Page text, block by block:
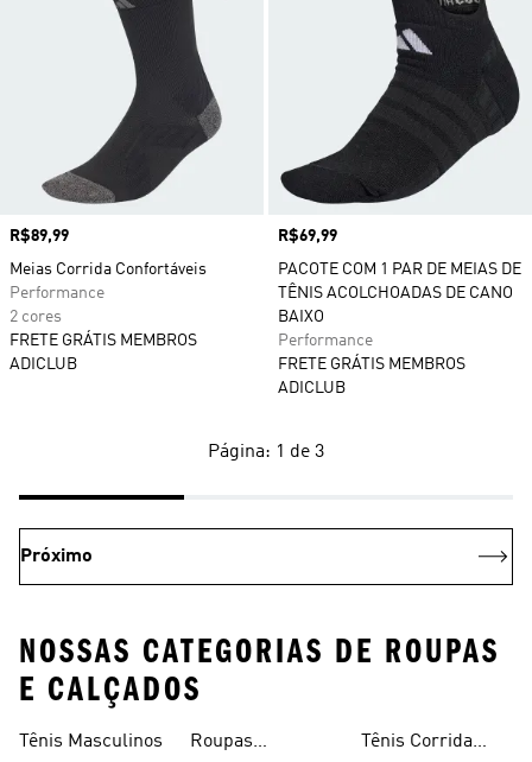
Preço
R$89,99
Meias Corrida Confortáveis
Performance
2 cores
FRETE GRÁTIS MEMBROS
ADICLUB
Preço
R$69,99
PACOTE COM 1 PAR DE MEIAS DE
TÊNIS ACOLCHOADAS DE CANO
BAIXO
Performance
FRETE GRÁTIS MEMBROS
ADICLUB
Página: 1 de 3
Próximo
NOSSAS CATEGORIAS DE ROUPAS
E CALÇADOS
Tênis Masculinos
Roupas
Masculinas
Tênis Corrida